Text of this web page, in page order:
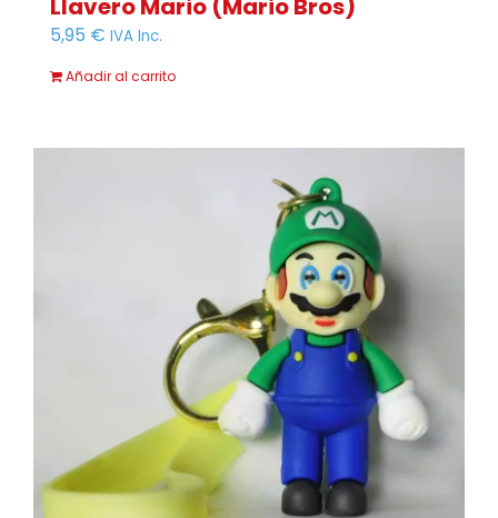
Llavero Mario (Mario Bros)
5,95 € IVA Inc.
Añadir al carrito